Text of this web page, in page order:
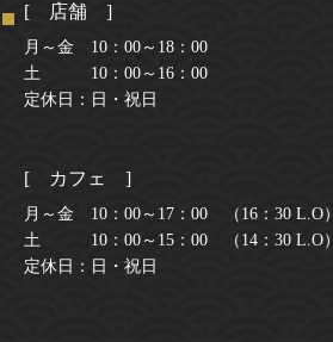
[ 店舗 ]
月～金 10：00～18：00
土 10：00～16：00
定休日：日・祝日
[ カフェ ]
月～金 10：00～17：00 （16：30 L.O）
土 10：00～15：00 （14：30 L.O）
定休日：日・祝日